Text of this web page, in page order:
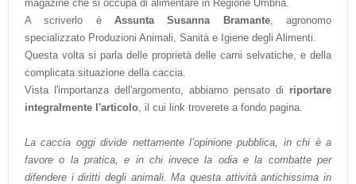
magazine che si occupa di alimentare in Regione Umbria.
A scriverlo è Assunta Susanna Bramante, agronomo
specializzato Produzioni Animali, Sanità e Igiene degli Alimenti.
Questa volta si parla delle proprietà delle carni selvatiche, e della
complicata situazione della caccia.
Vista l'importanza dell'argomento, abbiamo pensato di riportare
integralmente l'articolo, il cui link troverete a fondo pagina.
La caccia oggi divide nettamente l’opinione pubblica, in chi è a
favore o la pratica, e in chi invece la odia e la combatte per
difendere i diritti degli animali. Ma questa attività antichissima in